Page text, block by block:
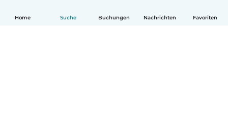
Home Suche Buchungen Nachrichten Favoriten